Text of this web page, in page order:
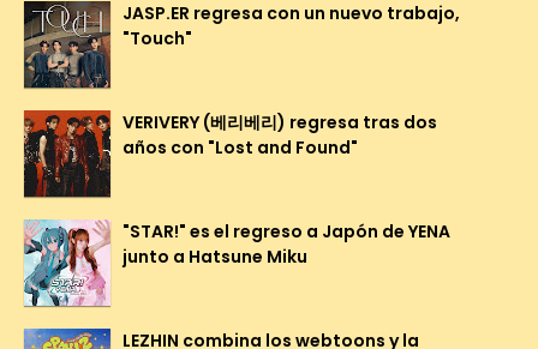
JASP.ER regresa con un nuevo trabajo,
"Touch"
VERIVERY (베리베리) regresa tras dos
años con "Lost and Found"
"STAR!" es el regreso a Japón de YENA
junto a Hatsune Miku
LEZHIN combina los webtoons y la